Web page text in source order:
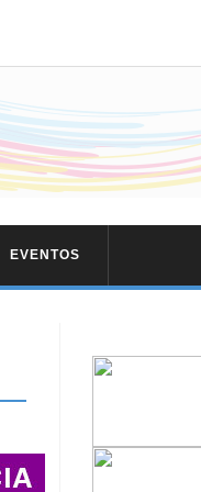
EVENTOS